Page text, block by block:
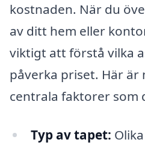
kostnaden. När du
av ditt hem eller
viktigt att förstå vilka
påverka priset. Här är
centrala faktorer som
Typ av tapet: